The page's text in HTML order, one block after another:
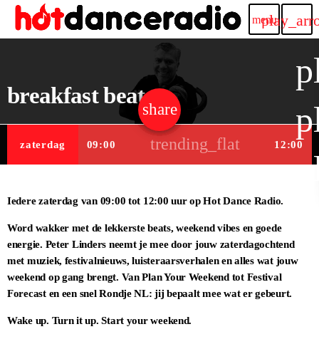
menu
breakfast beats
share
email
zaterdag 09:00 trending_flat 12:00
Iedere zaterdag van 09:00 tot 12:00 uur op Hot Dance Radio.
Word wakker met de lekkerste beats, weekend vibes en goede
energie. Peter Linders neemt je mee door jouw zaterdagochtend
met muziek, festivalnieuws, luisteraarsverhalen en alles wat jouw
weekend op gang brengt. Van Plan Your Weekend tot Festival
Forecast en een snel Rondje NL: jij bepaalt mee wat er gebeurt.
Wake up. Turn it up. Start your weekend.